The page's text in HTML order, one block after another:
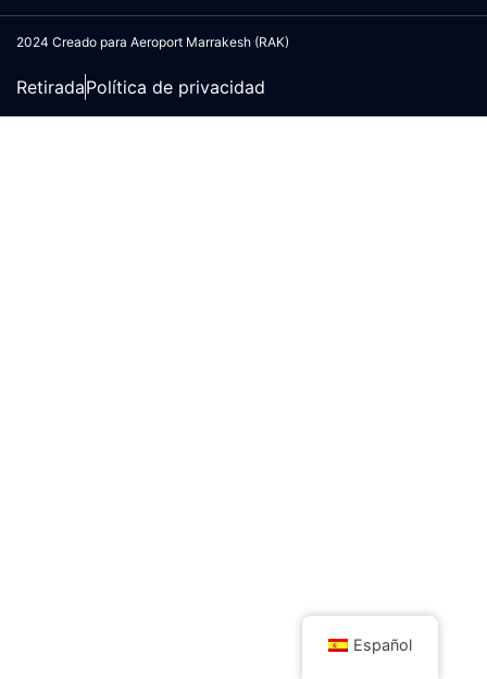
2024 Creado para Aeroport Marrakesh (RAK)
RetiradaPolítica de privacidad
Español